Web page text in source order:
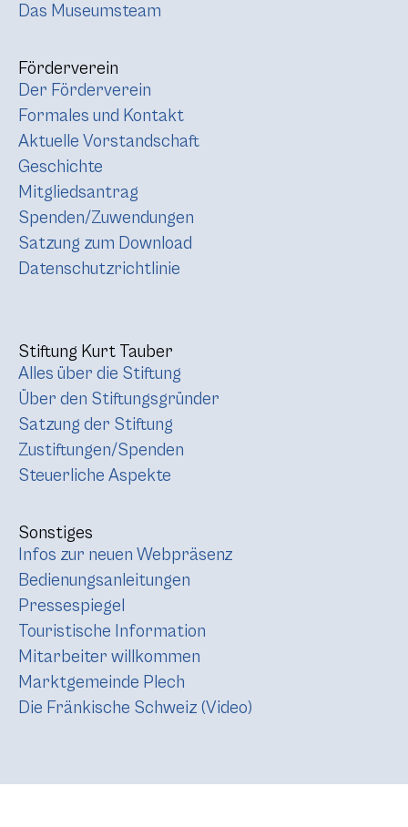
Das Museumsteam
Förderverein
Der Förderverein
Formales und Kontakt
Aktuelle Vorstandschaft
Geschichte
Mitgliedsantrag
Spenden/Zuwendungen
Satzung zum Download
Datenschutzrichtlinie
Stiftung Kurt Tauber
Alles über die Stiftung
Über den Stiftungsgründer
Satzung der Stiftung
Zustiftungen/Spenden
Steuerliche Aspekte
Sonstiges
Infos zur neuen Webpräsenz
Bedienungsanleitungen
Pressespiegel
Touristische Information
Mitarbeiter willkommen
Marktgemeinde Plech
Die Fränkische Schweiz (Video)